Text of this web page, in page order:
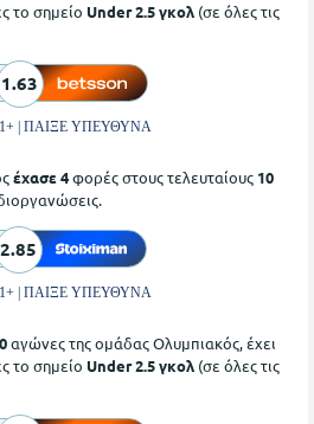
το σημείο Under 2.5 γκολ (σε όλες τις
1.63
| ΠΑΙΞΕ ΥΠΕΥΘΥΝΑ
έχασε 4φορές στους τελευταίους 10
2.85
| ΠΑΙΞΕ ΥΠΕΥΘΥΝΑ
αγώνες της ομάδας Ολυμπιακός, έχει
το σημείο Under 2.5 γκολ (σε όλες τις